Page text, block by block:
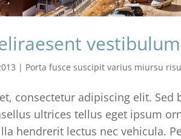
| Porta fusce suscipit varius miursu
consectetur adipiscing elit. Sed
ultrices tellus eget ipsum
hendrerit lectus nec vehicula.